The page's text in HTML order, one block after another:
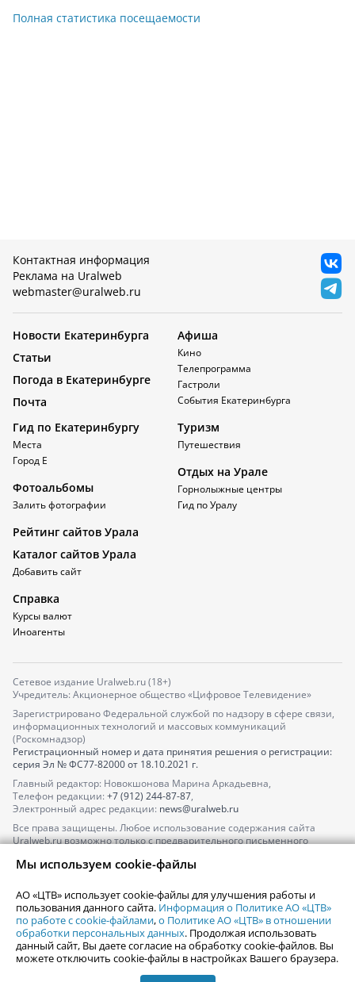
Полная статистика посещаемости
Контактная информация
Реклама на Uralweb
webmaster@uralweb.ru
Новости Екатеринбурга
Статьи
Погода в Екатеринбурге
Почта
Афиша
Кино
Телепрограмма
Гастроли
События Екатеринбурга
Гид по Екатеринбургу
Места
Город Е
Фотоальбомы
Залить фотографии
Туризм
Путешествия
Отдых на Урале
Горнолыжные центры
Гид по Уралу
Рейтинг сайтов Урала
Каталог сайтов Урала
Добавить сайт
Справка
Курсы валют
Иноагенты
Сетевое издание Uralweb.ru (18+)
Учредитель: Акционерное общество «Цифровое Телевидение»
Зарегистрировано Федеральной службой по надзору в сфере связи,
информационных технологий и массовых коммуникаций
(Роскомнадзор)
Регистрационный номер и дата принятия решения о регистрации:
серия Эл № ФС77-82000от 18.10.2021 г.
Главный редактор: Новокшонова Марина Аркадьевна,
Телефон редакции: +7 (912) 244-87-87,
Электронный адрес редакции: news@uralweb.ru
Все права защищены. Любое использование содержания сайта
Uralweb.ru возможно только с предварительного письменного
По вопросам размещения рекламы обращайтесь по тел.
По вопросам размещения информации в разделе «Афиша»
afisha@uralweb.ru
Пользовательское соглашение на использование сайта
Политика АО «ЦТВ» в отношении обработки персональных данных
Мы используем cookie-файлы
АО «ЦТВ» использует cookie-файлы для улучшения работы и
пользования данного сайта. Информация о Политике АО «ЦТВ»
по работе с cookie-файлами,о Политике АО «ЦТВ» в отношении
обработки персональных данных. Продолжая использовать
данный сайт, Вы даете согласие на обработку cookie-файлов. Вы
можете отключить cookie-файлы в настройках Вашего браузера.